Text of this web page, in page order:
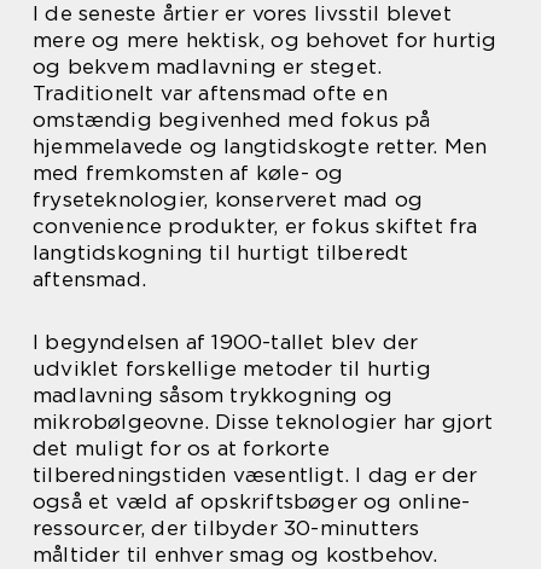
I de seneste årtier er vores livsstil blevet
mere og mere hektisk, og behovet for hurtig
og bekvem madlavning er steget.
Traditionelt var aftensmad ofte en
omstændig begivenhed med fokus på
hjemmelavede og langtidskogte retter. Men
med fremkomsten af køle- og
fryseteknologier, konserveret mad og
convenience produkter, er fokus skiftet fra
langtidskogning til hurtigt tilberedt
aftensmad.
I begyndelsen af 1900-tallet blev der
udviklet forskellige metoder til hurtig
madlavning såsom trykkogning og
mikrobølgeovne. Disse teknologier har gjort
det muligt for os at forkorte
tilberedningstiden væsentligt. I dag er der
også et væld af opskriftsbøger og online-
ressourcer, der tilbyder 30-minutters
måltider til enhver smag og kostbehov.